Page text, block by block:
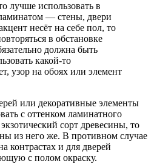
лучше использовать в
— стены, двери
несёт на себе пол, то
в обстановке
должна быть
какой-то
узор на обоях или элемент
или декоративные элементы
с оттенком ламинатного
сорт древесины, то
из него же. В противном случае
контрастах и для дверей
с полом окраску.